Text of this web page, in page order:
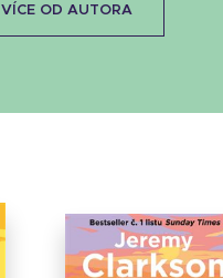
VÍCE OD AUTORA